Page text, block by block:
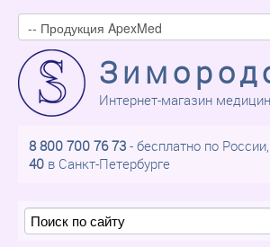
Интернет-магазин
8 800 700 76 73 - бесплатно по России,
40 в Санкт-Петербурге